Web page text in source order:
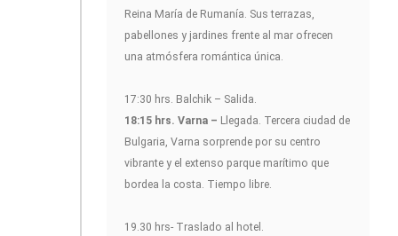
Reina María de Rumanía. Sus terrazas,
pabellones y jardines frente al mar ofrecen
una atmósfera romántica única.
17:30 hrs. Balchik – Salida.
18:15 hrs. Varna – Llegada. Tercera ciudad de
Bulgaria, Varna sorprende por su centro
vibrante y el extenso parque marítimo que
bordea la costa. Tiempo libre.
19.30 hrs- Traslado al hotel.